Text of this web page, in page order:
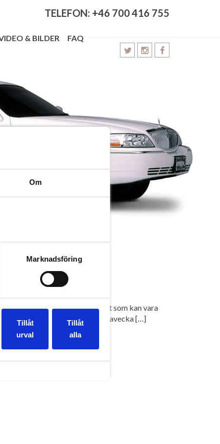
Om
Marknadsföring
Tillåt
urval
Tillåt
alla
TELEFON: +46 700 416 755
& BILDER FAQ
men det fins en hel del annat som kan vara
Vi skulle kunna köra en temavecka […]